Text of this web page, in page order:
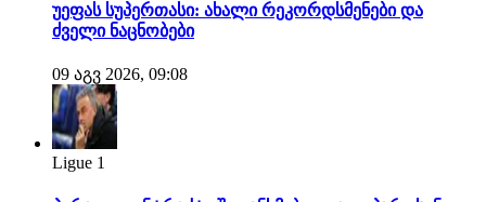
უეფას სუპერთასი: ახალი რეკორდსმენები და
ძველი ნაცნობები
09 აგვ 2026, 09:08
Ligue 1